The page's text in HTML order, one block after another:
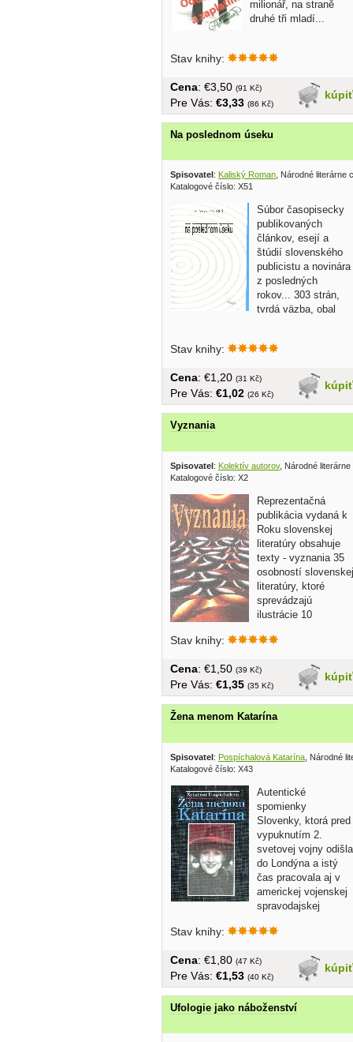
milionář, na straně
druhé tři mladí...
Stav knihy:
kúpiť
Cena: €3,50 (91 Kč)
Pre Vás: €3,33 (86 Kč)
Na poslednom úseku
Spisovatel : Kaliský Roman , Národné literárne
Katalogové číslo: X51
Súbor časopisecky
publikovaných
článkov, esejí a
štúdií slovenského
publicistu a novinára
z posledných
rokov... 303 strán,
tvrdá väzba, obal
Stav knihy:
kúpiť
Cena: €1,20 (31 Kč)
Pre Vás: €1,02 (26 Kč)
Vyznania
Spisovatel: Kolektív autorov, Národné
Katalogové číslo: X2
Reprezentačná
publikácia vydaná k
Roku slovenskej
literatúry obsahuje
texty - vyznania 35
osobností slovenskej
literatúry, ktoré
sprevádzajú
ilustrácie 10
Stav knihy:
kúpiť
Cena: €1,50 (39 Kč)
Pre Vás: €1,35 (35 Kč)
Žena menom Katarína
Spisovatel: Pospíchalová Katarína , Národné
Katalogové číslo: X43
Autentické
spomienky
Slovenky, ktorá pred
vypuknutím 2.
svetovej vojny odišla
do Londýna a istý
čas pracovala aj v
americkej vojenskej
spravodajskej
Stav knihy:
kúpiť
Cena: €1,80 (47 Kč)
Pre Vás: €1,53 (40 Kč)
Ufologie jako náboženství